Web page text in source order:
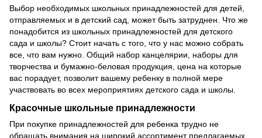
Выбор необходимых школьных принадлежностей для детей,
отправляемых и в детский сад, может быть затруднен. Что же
понадобится из школьных принадлежностей для детского
сада и школы? Стоит начать с того, что у нас можно собрать
все, что вам нужно. Общий набор канцелярии, наборы для
творчества и бумажно-беловая продукция, цена на которые
вас порадует, позволит вашему ребенку в полной мере
участвовать во всех мероприятиях детского сада и школы.
Красочные школьные принадлежности
При покупке принадлежностей для ребенка трудно не
обращать внимания на широкий ассортимент предлагаемых